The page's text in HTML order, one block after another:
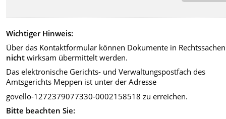
Wichtiger Hinweis:
Über das Kontaktformular können Dokumente in Rechtssachen
nicht wirksam übermittelt werden.
Das elektronische Gerichts- und Verwaltungspostfach des
Amtsgerichts Meppen ist unter der Adresse
govello-1272379077330-0002158518 zu erreichen.
Bitte beachten Sie: